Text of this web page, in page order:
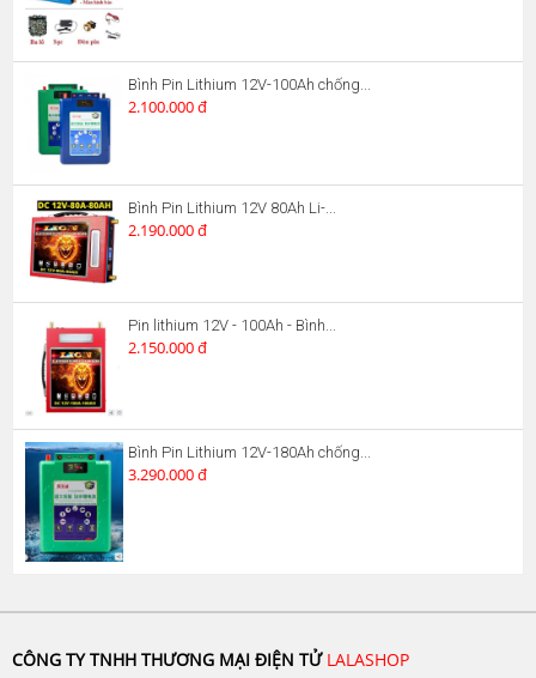
Bình Pin Lithium 12V-100Ah chống...
2.100.000 đ
Bình Pin Lithium 12V 80Ah Li-...
2.190.000 đ
Pin lithium 12V - 100Ah - Bình...
2.150.000 đ
Bình Pin Lithium 12V-180Ah chống...
3.290.000 đ
CÔNG TY TNHH THƯƠNG MẠI ĐIỆN TỬ LALASHOP